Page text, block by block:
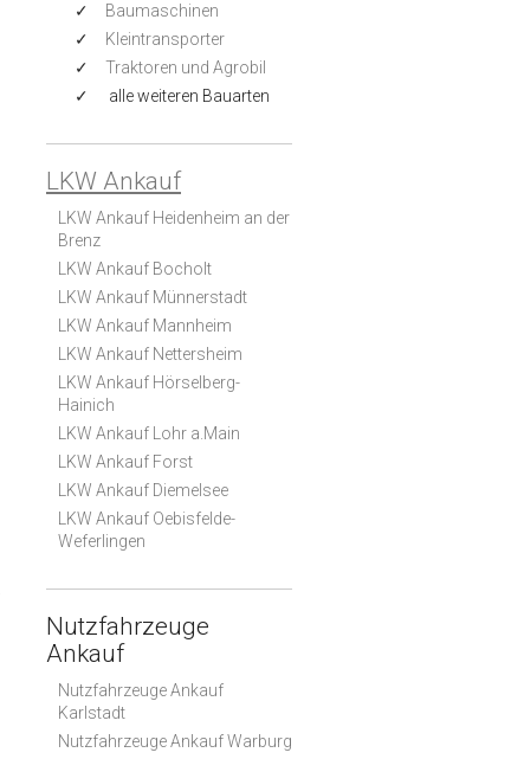
Baumaschinen
Kleintransporter
Traktoren und Agrobil
alle weiteren Bauarten
LKW Ankauf
LKW Ankauf Heidenheim an der
Brenz
LKW Ankauf Bocholt
LKW Ankauf Münnerstadt
LKW Ankauf Mannheim
LKW Ankauf Nettersheim
LKW Ankauf Hörselberg-
Hainich
LKW Ankauf Lohr a.Main
LKW Ankauf Forst
LKW Ankauf Diemelsee
LKW Ankauf Oebisfelde-
Weferlingen
Nutzfahrzeuge
Ankauf
Nutzfahrzeuge Ankauf
Karlstadt
Nutzfahrzeuge Ankauf Warburg